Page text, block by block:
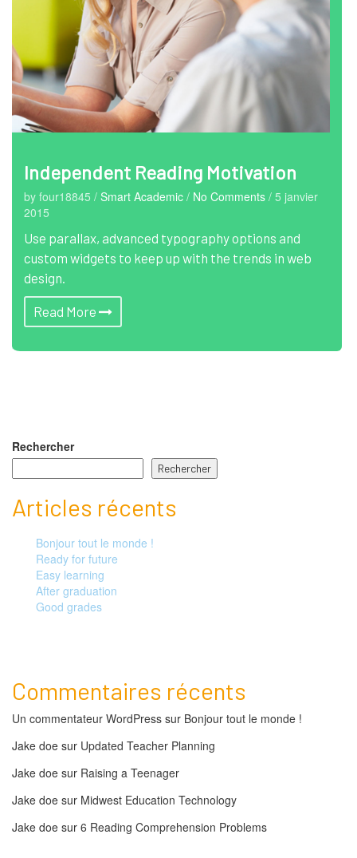
Independent Reading Motivation
by four18845 / Smart Academic / No Comments / 5 janvier
2015
Use parallax, advanced typography options and
custom widgets to keep up with the trends in web
design.
Read More
Rechercher
Rechercher
Articles récents
Bonjour tout le monde !
Ready for future
Easy learning
After graduation
Good grades
Commentaires récents
Un commentateur WordPress sur Bonjour tout le monde !
Jake doe sur Updated Teacher Planning
Jake doe sur Raising a Teenager
Jake doe sur Midwest Education Technology
Jake doe sur 6 Reading Comprehension Problems